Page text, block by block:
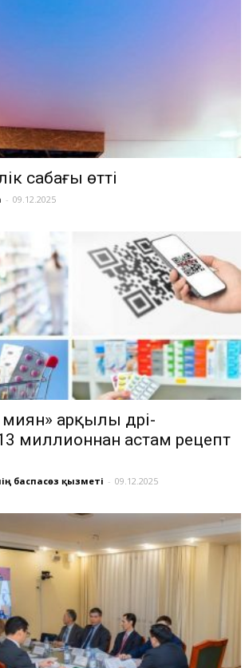
сабағы өтті
- 09.12.2025
арқылы дәрі-
13 миллионнан астам рецепт
баспасөз қызметі - 09.12.2025